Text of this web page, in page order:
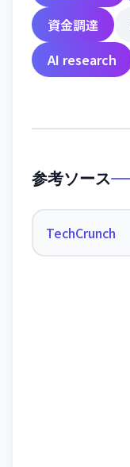
資金調達
AI research
参考ソース
TechCrunch